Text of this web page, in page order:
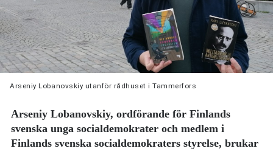
Arseniy Lobanovskiy utanför rådhuset i Tammerfors
Arseniy Lobanovskiy, ordförande för Finlands
svenska unga socialdemokrater och medlem i
Finlands svenska socialdemokraters styrelse, brukar